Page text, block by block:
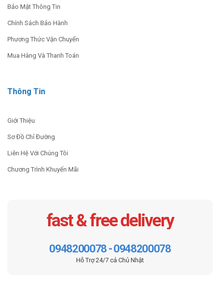
Bảo Mật Thông Tin
Chính Sách Bảo Hành
Phương Thức Vận Chuyển
Mua Hàng Và Thanh Toán
Thông Tin
Giới Thiệu
Sơ Đồ Chỉ Đường
Liên Hệ Với Chúng Tôi
Chương Trình Khuyến Mãi
fast & free delivery
0948200078 - 0948200078
Hỗ Trợ 24/7 cả Chủ Nhật